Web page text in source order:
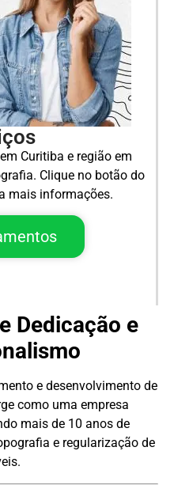
Curitiba e região em
Clique no botão do
mais informações.
Dedicação e
e desenvolvimento de
como uma empresa
mais de 10 anos de
e regularização de